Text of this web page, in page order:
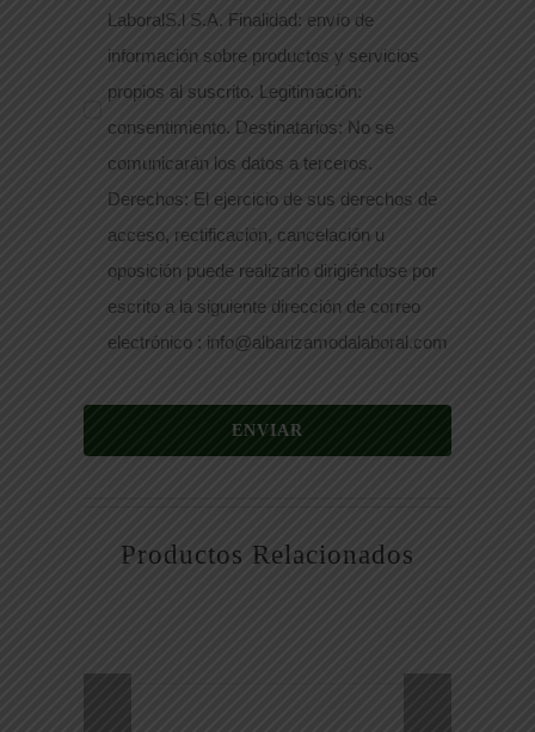
LaboralS.l S.A. Finalidad: envío de
información sobre productos y servicios
propios al suscrito. Legitimación:
consentimiento. Destinatarios: No se
comunicarán los datos a terceros.
Derechos: El ejercicio de sus derechos de
acceso, rectificación, cancelación u
oposición puede realizarlo dirigiéndose por
escrito a la siguiente dirección de correo
electrónico : info@albarizamodalaboral.com
ENVIAR
Productos Relacionados